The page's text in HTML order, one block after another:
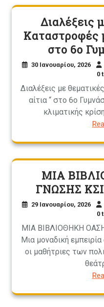
Διαλέξεις
Καταστροφές
στο 6ο
30 Ιανουαρίου, 2026
0
Διαλέξεις με
αίτια “ στο 6ο
κλιματικής
ΜΙΑ
ΓΝΩΣΗΣ
29 Ιανουαρίου, 2026
0
ΜΙΑ ΒΙΒΛΙΟΘΗΚΗ
Μια μοναδική
οι μαθήτριες των